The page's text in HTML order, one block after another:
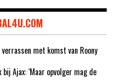
verrassen met komst van Roony
Ajax: ‘Maar opvolger mag de